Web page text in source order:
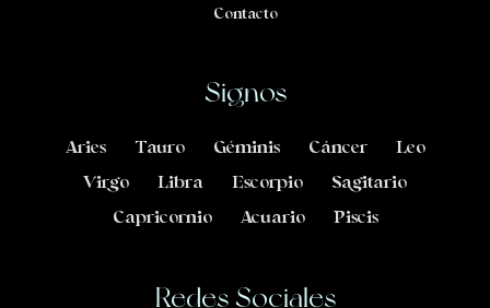
Contacto
Signos
Aries Tauro Géminis Cáncer
Leo
Virgo
Libra Escorpio
Sagitario
Capricornio
Acuario Piscis
Redes Sociales